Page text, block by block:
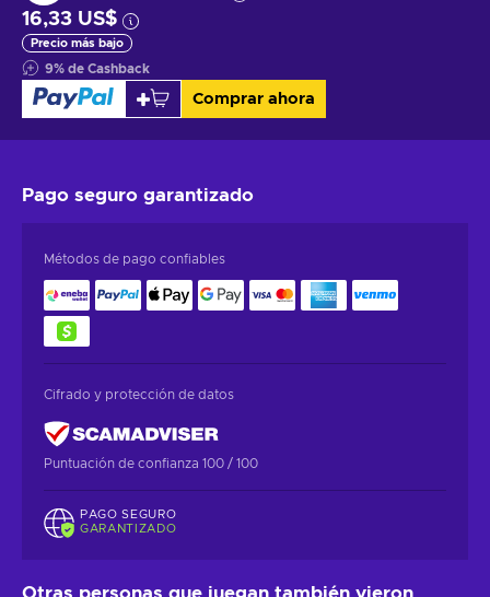
16,33 US$
Precio más bajo
9% de Cashback
Comprar ahora
Pago seguro garantizado
Métodos de pago confiables
Cifrado y protección de datos
Puntuación de confianza 100 / 100
PAGO SEGURO
GARANTIZADO